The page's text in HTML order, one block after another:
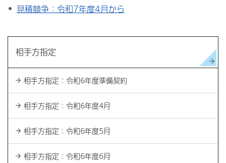
見積競争：令和7年度4月から
相手方指定
相手方指定：令和6年度準備契約
相手方指定：令和6年度4月
相手方指定：令和6年度5月
相手方指定：令和6年度6月